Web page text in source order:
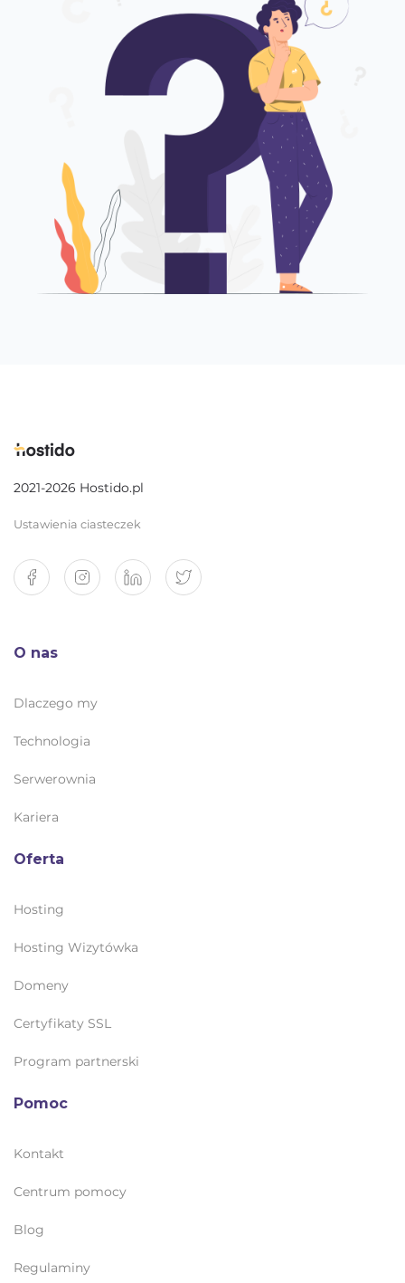
2021-2026 Hostido.pl
Ustawienia ciasteczek
O nas
Dlaczego my
Technologia
Serwerownia
Kariera
Oferta
Hosting
Hosting Wizytówka
Domeny
Certyfikaty SSL
Program partnerski
Pomoc
Kontakt
Centrum pomocy
Blog
Regulaminy